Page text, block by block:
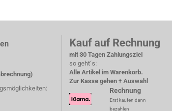
Kauf auf Rechnung
mit 30 Tagen Zahlungsziel
so geht´s:
Alle Artikel im Warenkorb.
Zur Kasse gehen + Auswahl
Rechnung
Erst kaufen dann
bezahlen